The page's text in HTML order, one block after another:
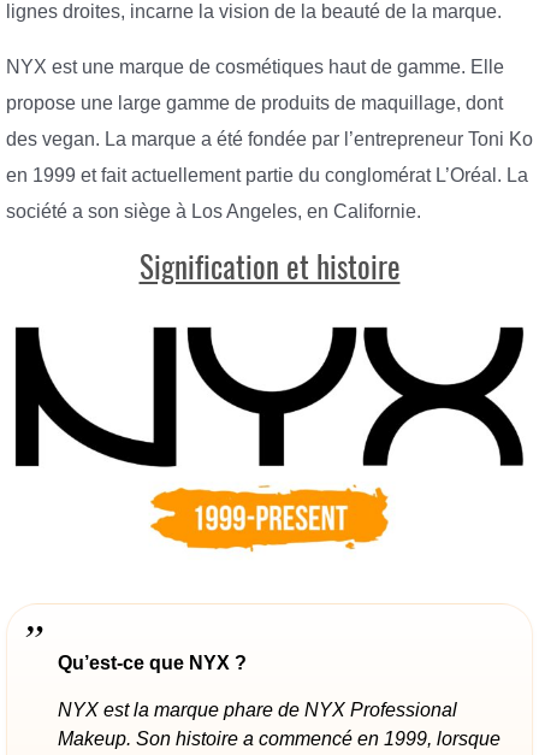
lignes droites, incarne la vision de la beauté de la marque.
NYX est une marque de cosmétiques haut de gamme. Elle
propose une large gamme de produits de maquillage, dont
des vegan. La marque a été fondée par l’entrepreneur Toni Ko
en 1999 et fait actuellement partie du conglomérat L’Oréal. La
société a son siège à Los Angeles, en Californie.
Signification et histoire
Qu’est-ce que NYX ?
NYX est la marque phare de NYX Professional
Makeup. Son histoire a commencé en 1999, lorsque